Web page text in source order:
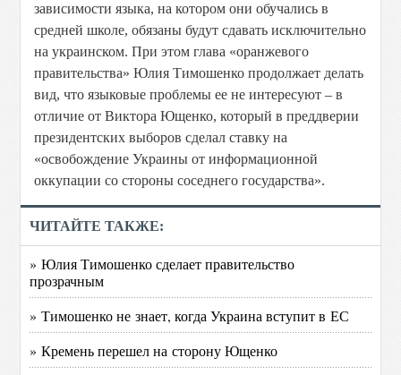
зависимости языка, на котором они обучались в
средней школе, обязаны будут сдавать исключительно
на украинском. При этом глава «оранжевого
правительства» Юлия Тимошенко продолжает делать
вид, что языковые проблемы ее не интересуют – в
отличие от Виктора Ющенко, который в преддверии
президентских выборов сделал ставку на
«освобождение Украины от информационной
оккупации со стороны соседнего государства».
ЧИТАЙТЕ ТАКЖЕ:
» Юлия Тимошенко сделает правительство
прозрачным
» Тимошенко не знает, когда Украина вступит в ЕС
» Кремень перешел на сторону Ющенко